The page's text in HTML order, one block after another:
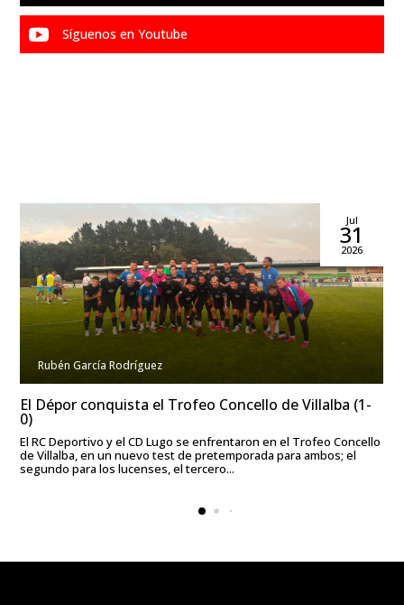
 Síguenos en Youtube
Rubén García Rodríguez
Jul
31
2026
El Dépor conquista el Trofeo Concello de Villalba (1-
0)
El RC Deportivo y el CD Lugo se enfrentaron en el Trofeo Concello
de Villalba, en un nuevo test de pretemporada para ambos; el
segundo para los lucenses, el tercero...